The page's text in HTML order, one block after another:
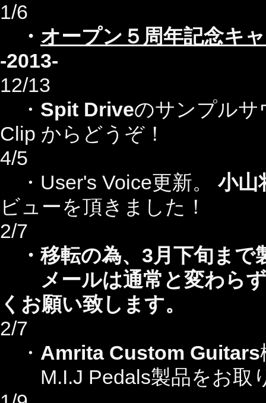
1/6
・ オープン５周年記念キ
-2013-
12/13
・ Spit Driveのサンプルサ
Clip からどうぞ！
4/5
・User's Voice更新。小山
ビューを頂きました！
2/7
・移転の為、3月下旬まで
メールは通常と変わらず
くお願い致します。
2/7
・ Amrita Custom Guitars
M.I.J Pedals製品をお取